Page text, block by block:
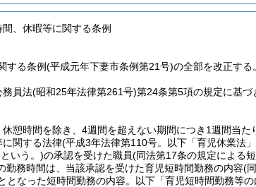
、休暇等に関する条例
する条例(平成元年下妻市条例第21号)の全部を改正する。
務員法(昭和25年法律第261号)第24条第5項の規定に基
憩時間を除き、4週間を超えない期間につき1週間当た
関する法律(平成3年法律第110号。以下「育児休業法
いう。)の承認を受けた職員(同法第17条の規定による
勤務時間は、当該承認を受けた育児短時間勤務の内容(
となった短時間勤務の内容。以下「育児短時間勤務等